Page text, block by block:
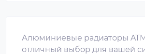
Алюминиевые радиаторы
отличный выбор для вашей